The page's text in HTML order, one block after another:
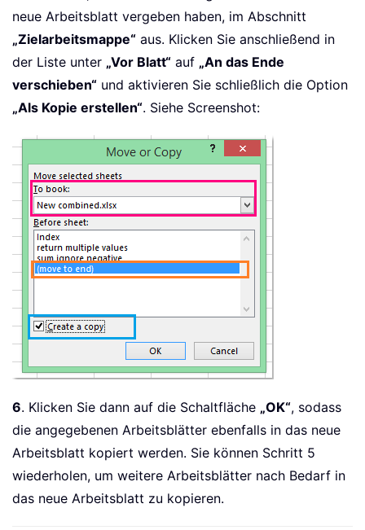
neue Arbeitsblatt vergeben haben, im Abschnitt
„Zielarbeitsmappe“ aus. Klicken Sie anschließend in
der Liste unter „Vor Blatt“ auf „An das Ende
verschieben“ und aktivieren Sie schließlich die Option
„Als Kopie erstellen“. Siehe Screenshot:
6. Klicken Sie dann auf die Schaltfläche „OK“, sodass
die angegebenen Arbeitsblätter ebenfalls in das neue
Arbeitsblatt kopiert werden. Sie können Schritt 5
wiederholen, um weitere Arbeitsblätter nach Bedarf in
das neue Arbeitsblatt zu kopieren.